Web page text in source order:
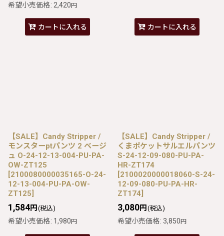
希望小売価格: 2,420円
カートに入れる カートに入れる
【SALE】Candy Stripper /
モンスターptパンツ 2 ベージ
ュ O-24-12-13-004-PU-PA-
OW-ZT125
[2100080000035165-O-24-
12-13-004-PU-PA-OW-
ZT125]
1,584円 (税込)
希望小売価格: 1,980円
【SALE】Candy Stripper /
くまポケットサルエルパンツ
S-24-12-09-080-PU-PA-
HR-ZT174
[2100020000018060-S-24-
12-09-080-PU-PA-HR-
ZT174]
3,080円 (税込)
希望小売価格: 3,850円